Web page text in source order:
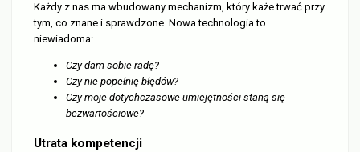
Każdy z nas ma wbudowany mechanizm, który każe trwać przy
tym, co znane i sprawdzone. Nowa technologia to
niewiadoma:
Czy dam sobie radę?
Czy nie popełnię błędów?
Czy moje dotychczasowe umiejętności staną się
bezwartościowe?
Utrata kompetencji